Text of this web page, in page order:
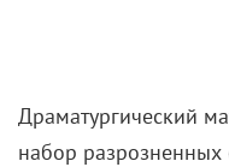
Драматургический
набор